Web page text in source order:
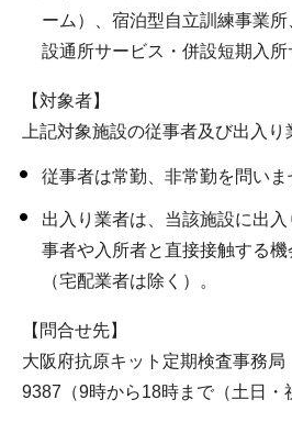
ーム）、宿泊型自立訓練事業
設通所サービス・併設短期入所
【対象者】
上記対象施設の従事者及び出入り
従事者は常勤、非常勤を問いま
出入り業者は、当該施設に出
事者や入所者と直接接触する
（宅配業者は除く）。
【問合せ先】
大阪府抗原キット定期検査事務
9387（9時から18時まで（土日・